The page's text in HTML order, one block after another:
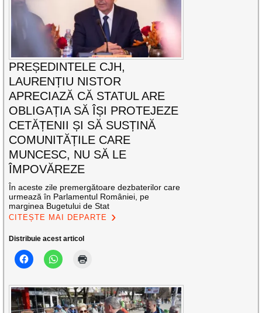
PREȘEDINTELE CJH,
LAURENȚIU NISTOR
APRECIAZĂ CĂ STATUL ARE
OBLIGAȚIA SĂ ÎȘI PROTEJEZE
CETĂȚENII ȘI SĂ SUSȚINĂ
COMUNITĂȚILE CARE
MUNCESC, NU SĂ LE
ÎMPOVĂREZE
În aceste zile premergătoare dezbaterilor care
urmează în Parlamentul României, pe
marginea Bugetului de Stat
CITEȘTE MAI DEPARTE
Distribuie acest articol